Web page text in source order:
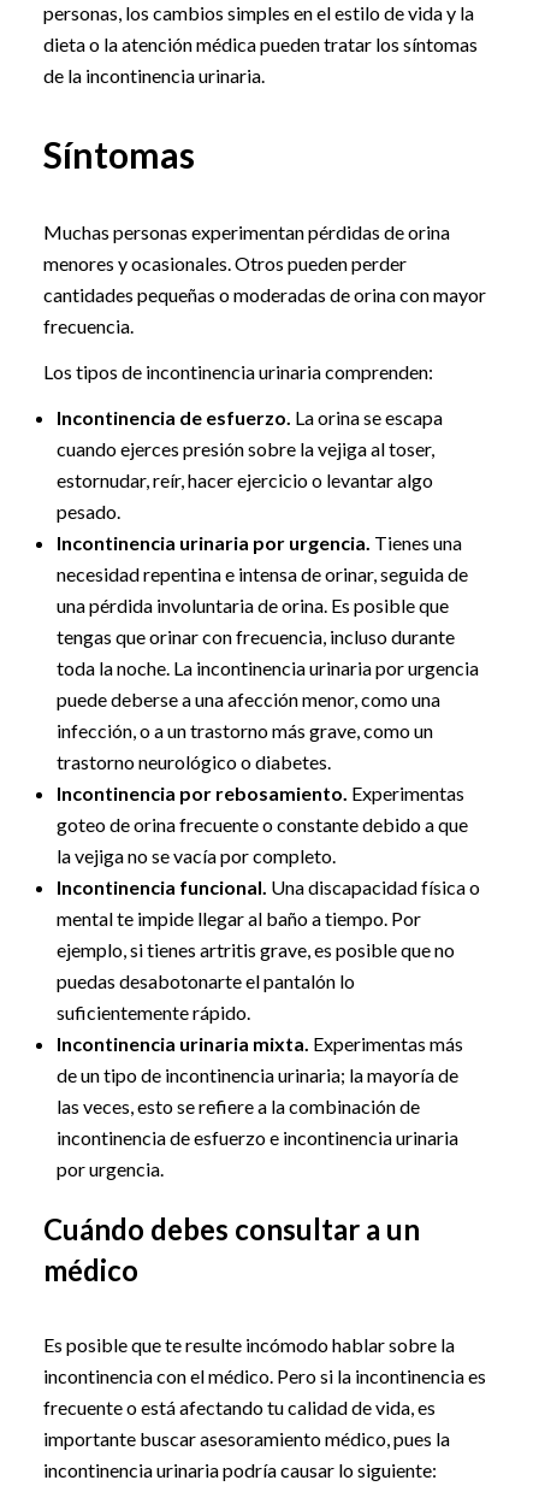
personas, los cambios simples en el estilo de vida y la
dieta o la atención médica pueden tratar los síntomas
de la incontinencia urinaria.
Síntomas
Muchas personas experimentan pérdidas de orina
menores y ocasionales. Otros pueden perder
cantidades pequeñas o moderadas de orina con mayor
frecuencia.
Los tipos de incontinencia urinaria comprenden:
Incontinencia de esfuerzo. La orina se escapa
cuando ejerces presión sobre la vejiga al toser,
estornudar, reír, hacer ejercicio o levantar algo
pesado.
Incontinencia urinaria por urgencia. Tienes una
necesidad repentina e intensa de orinar, seguida de
una pérdida involuntaria de orina. Es posible que
tengas que orinar con frecuencia, incluso durante
toda la noche. La incontinencia urinaria por urgencia
puede deberse a una afección menor, como una
infección, o a un trastorno más grave, como un
trastorno neurológico o diabetes.
Incontinencia por rebosamiento. Experimentas
goteo de orina frecuente o constante debido a que
la vejiga no se vacía por completo.
Incontinencia funcional. Una discapacidad física o
mental te impide llegar al baño a tiempo. Por
ejemplo, si tienes artritis grave, es posible que no
puedas desabotonarte el pantalón lo
suficientemente rápido.
Incontinencia urinaria mixta. Experimentas más
de un tipo de incontinencia urinaria; la mayoría de
las veces, esto se refiere a la combinación de
incontinencia de esfuerzo e incontinencia urinaria
por urgencia.
Cuándo debes consultar a un
médico
Es posible que te resulte incómodo hablar sobre la
incontinencia con el médico. Pero si la incontinencia es
frecuente o está afectando tu calidad de vida, es
importante buscar asesoramiento médico, pues la
incontinencia urinaria podría causar lo siguiente: